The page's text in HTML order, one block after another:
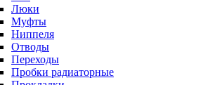
Люки
Муфты
Ниппеля
Отводы
Переходы
Пробки радиаторные